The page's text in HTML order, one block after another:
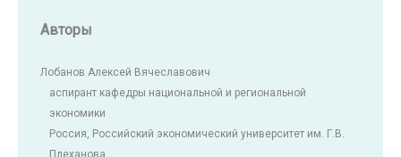
Авторы
Лобанов Алексей Вячеславович
аспирант кафедры национальной и региональной
экономики
Россия, Российский экономический университет им. Г.В.
Плеханова